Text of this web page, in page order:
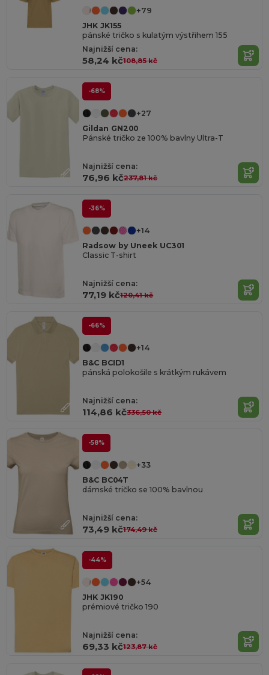
+79
JHK JK155
pánské tričko s kulatým výstřihem 155
Najnižší cena:
58,24 kč108,85 kč
-68%
+27
Gildan GN200
Pánské tričko ze 100% bavlny Ultra-T
Najnižší cena:
76,96 kč237,81 kč
-36%
+14
Radsow by Uneek UC301
Classic T-shirt
Najnižší cena:
77,19 kč120,41 kč
-66%
+14
B&C BCID1
pánská polokošile s krátkým rukávem
Najnižší cena:
114,86 kč336,50 kč
-58%
+33
B&C BC04T
dámské tričko se 100% bavlnou
Najnižší cena:
73,49 kč174,49 kč
-44%
+54
JHK JK190
prémiové tričko 190
Najnižší cena:
69,33 kč123,87 kč